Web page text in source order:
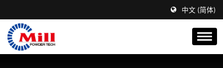
中文 (简体)